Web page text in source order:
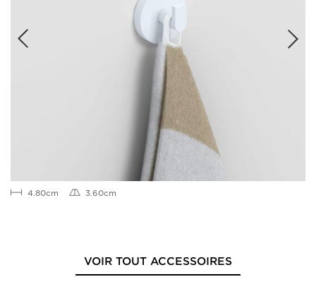
4.80cm 3.60cm
VOIR TOUT ACCESSOIRES